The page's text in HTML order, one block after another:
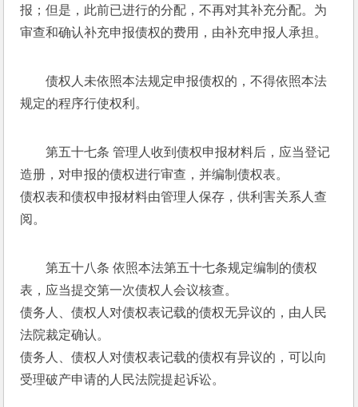
报；但是，此前已进行的分配，不再对其补充分配。为
审查和确认补充申报债权的费用，由补充申报人承担。
债权人未依照本法规定申报债权的，不得依照本法
规定的程序行使权利。
第五十七条 管理人收到债权申报材料后，应当登记
造册，对申报的债权进行审查，并编制债权表。
债权表和债权申报材料由管理人保存，供利害关系人查
阅。
第五十八条 依照本法第五十七条规定编制的债权
表，应当提交第一次债权人会议核查。
债务人、债权人对债权表记载的债权无异议的，由人民
法院裁定确认。
债务人、债权人对债权表记载的债权有异议的，可以向
受理破产申请的人民法院提起诉讼。